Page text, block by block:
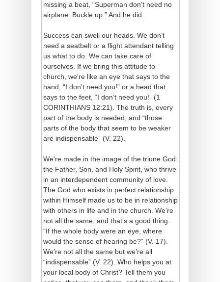
missing a beat, “Superman don’t need no
airplane. Buckle up.” And he did.
Success can swell our heads. We don’t
need a seatbelt or a flight attendant telling
us what to do. We can take care of
ourselves. If we bring this attitude to
church, we’re like an eye that says to the
hand, “I don’t need you!” or a head that
says to the feet, “I don’t need you!” (1
CORINTHIANS 12:21). The truth is, every
part of the body is needed, and “those
parts of the body that seem to be weaker
are indispensable” (V. 22).
We’re made in the image of the triune God:
the Father, Son, and Holy Spirit, who thrive
in an interdependent community of love.
The God who exists in perfect relationship
within Himself made us to be in relationship
with others in life and in the church. We’re
not all the same, and that’s a good thing.
“If the whole body were an eye, where
would the sense of hearing be?” (V. 17).
We’re not all the same but we’re all
“indispensable” (V. 22). Who helps you at
your local body of Christ? Tell them you